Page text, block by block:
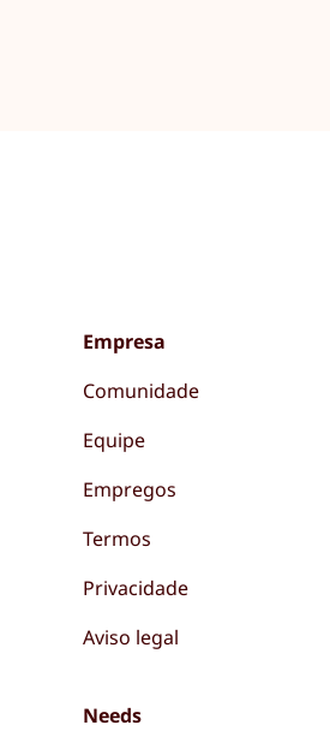
Empresa
Comunidade
Equipe
Empregos
Termos
Privacidade
Aviso legal
Needs